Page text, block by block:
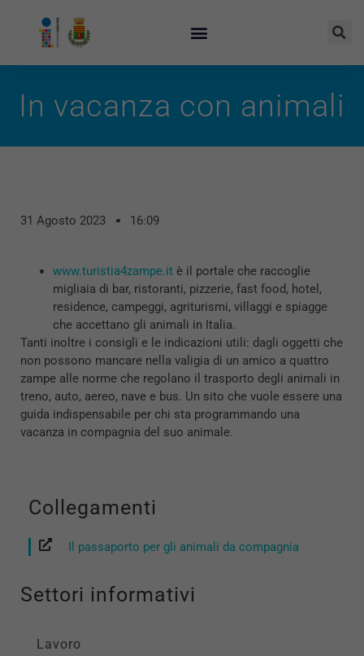
In vacanza con animali
31 Agosto 2023 16:09
www.turistia4zampe.it è il portale che raccoglie
migliaia di bar, ristoranti, pizzerie, fast food, hotel,
residence, campeggi, agriturismi, villaggi e spiagge
che accettano gli animali in Italia.
Tanti inoltre i consigli e le indicazioni utili: dagli oggetti che
non possono mancare nella valigia di un amico a quattro
zampe alle norme che regolano il trasporto degli animali in
treno, auto, aereo, nave e bus. Un sito che vuole essere una
guida indispensabile per chi sta programmando una
vacanza in compagnia del suo animale.
Collegamenti
Il passaporto per gli animali da compagnia
Settori informativi
Lavoro